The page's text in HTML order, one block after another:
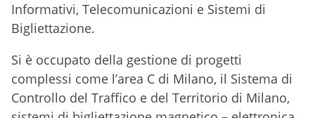
Informativi, Telecomunicazioni e Sistemi di
Bigliettazione.
Si è occupato della gestione di progetti
complessi come l’area C di Milano, il Sistema di
Controllo del Traffico e del Territorio di Milano,